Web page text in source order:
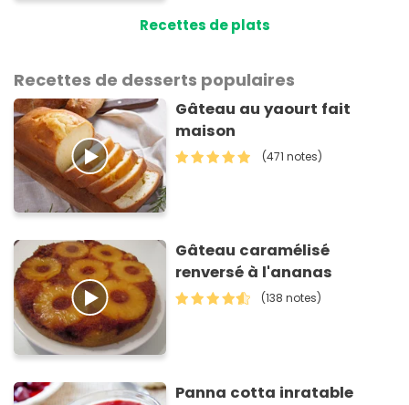
Recettes de plats
Recettes de desserts populaires
Gâteau au yaourt fait
maison
(471 notes)
Gâteau caramélisé
renversé à l'ananas
(138 notes)
Panna cotta inratable